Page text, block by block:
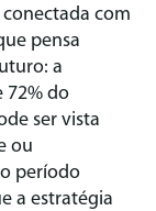
com
pensa
a
72% do
ser vista
ou
período
a estratégia